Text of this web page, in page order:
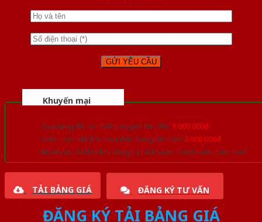
Khuyến mại
Quà tặng đồ nội thất trang trí lên đến 1.000.000đ
Giảm trực tiếp khi mua đơn hàng lớn hơn 3.000.000đ
Nhiều ưu đãi lớn khi đăng ký tài khoản thành viên thân thiết
TẢI BẢNG GIÁ ĐĂNG KÝ TƯ VẤN
ĐĂNG KÝ TẢI BẢNG GIÁ